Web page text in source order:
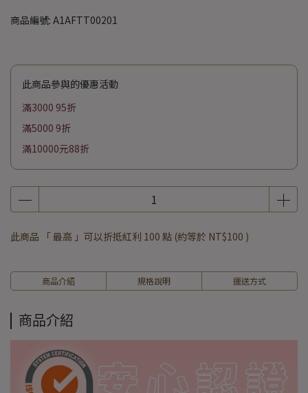
商品編號: A1AFTT00201
此商品參與的優惠活動
滿3000 95折
滿5000 9折
滿10000元88折
此商品 「 最高 」可以折抵紅利 100 點 (約等於 NT$100 )
商品介紹 規格說明 運送方式
商品介紹